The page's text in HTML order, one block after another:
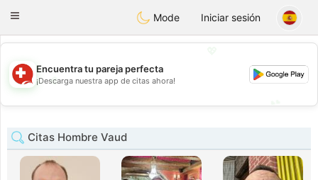
Suissi
Toggle
Mode Iniciar sesión
💖
💕
Encuentra tu pareja perfecta
¡Descarga nuestra app de citas ahora!
Citas Hombre Vaud